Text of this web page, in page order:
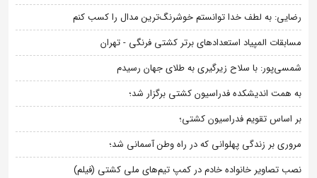
رضایی: به لطف خدا توانستم خوشرنگ‌ترین مدال را کسب کنم
مسابقات المپیاد استعدادهای برتر کشتی فرنگی - تهران
شمسی‌پور: با سلاح زیرگیری به طلای جهان رسیدم
به همت اندیشکده فدراسیون کشتی برگزار شد؛
بر اساس تقویم فدراسیون کشتی؛
مروری بر زندگی پهلوانی که در راه وطن آسمانی شد؛
نصب تصاویر خانواده خادم در کمپ تیم‌های ملی کشتی (فیلم)